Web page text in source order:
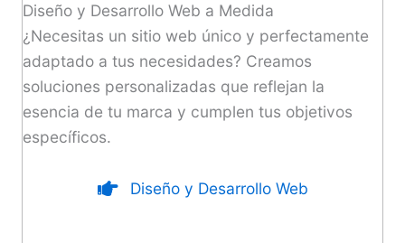
Diseño y Desarrollo Web a Medida
¿Necesitas un sitio web único y perfectamente
adaptado a tus necesidades? Creamos
soluciones personalizadas que reflejan la
esencia de tu marca y cumplen tus objetivos
específicos.
Diseño y Desarrollo Web